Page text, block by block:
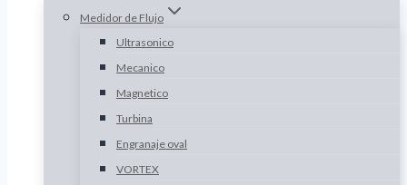
Medidor de Flujo
Ultrasonico
Mecanico
Magnetico
Turbina
Engranaje oval
VORTEX